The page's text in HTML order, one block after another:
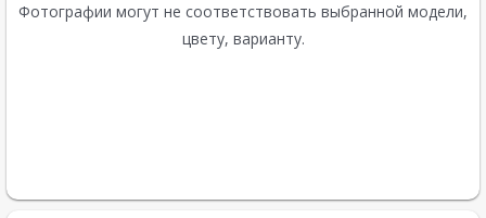
Фотографии могут не соответствовать выбранной модели,
цвету, варианту.